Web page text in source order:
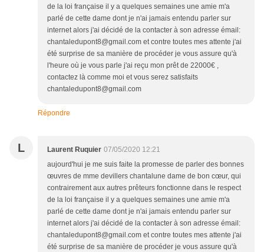
de la loi française il y a quelques semaines une amie m'a
parlé de cette dame dont je n'ai jamais entendu parler sur
internet alors j'ai décidé de la contacter à son adresse émail:
chantaledupont8@gmail.com et contre toutes mes attente j'ai
été surprise de sa manière de procéder je vous assure qu'à
l'heure où je vous parle j'ai reçu mon prêt de 22000€ ,
contactez là comme moi et vous serez satisfaits
chantaledupont8@gmail.com
Répondre
L Laurent Ruquier 07/05/2020 12:21
aujourd'hui je me suis faite la promesse de parler des bonnes
œuvres de mme devillers chantalune dame de bon cœur, qui
contrairement aux autres prêteurs fonctionne dans le respect
de la loi française il y a quelques semaines une amie m'a
parlé de cette dame dont je n'ai jamais entendu parler sur
internet alors j'ai décidé de la contacter à son adresse émail:
chantaledupont8@gmail.com et contre toutes mes attente j'ai
été surprise de sa manière de procéder je vous assure qu'à